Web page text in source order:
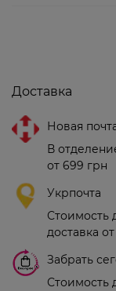
Доставка
Новая
В
от 699 грн
Укрпочта
Стоимость
доставка
Забрать
Стоимость